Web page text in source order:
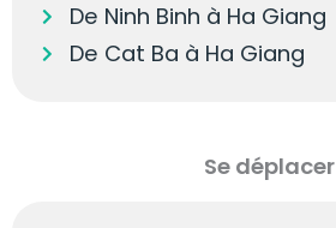
De Ninh Binh à Ha Giang
De Cat Ba à Ha Giang
Se déplacer